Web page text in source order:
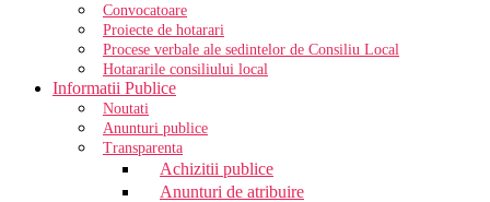
Convocatoare
Proiecte de hotarari
Procese verbale ale sedintelor de Consiliu Local
Hotararile consiliului local
Informatii Publice
Noutati
Anunturi publice
Transparenta
Achizitii publice
Anunturi de atribuire